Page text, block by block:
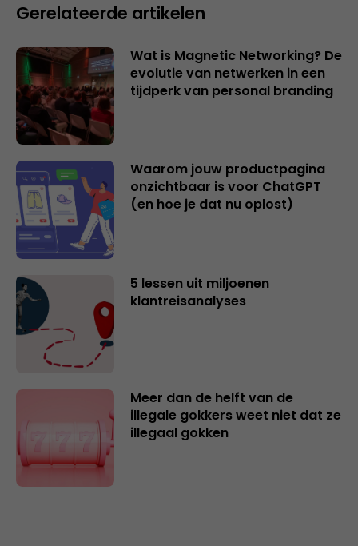
Gerelateerde artikelen
Wat is Magnetic Networking? De
evolutie van netwerken in een
tijdperk van personal branding
Waarom jouw productpagina
onzichtbaar is voor ChatGPT
(en hoe je dat nu oplost)
5 lessen uit miljoenen
klantreisanalyses
Meer dan de helft van de
illegale gokkers weet niet dat ze
illegaal gokken